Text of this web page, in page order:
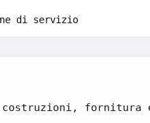
di servizio
fornitura